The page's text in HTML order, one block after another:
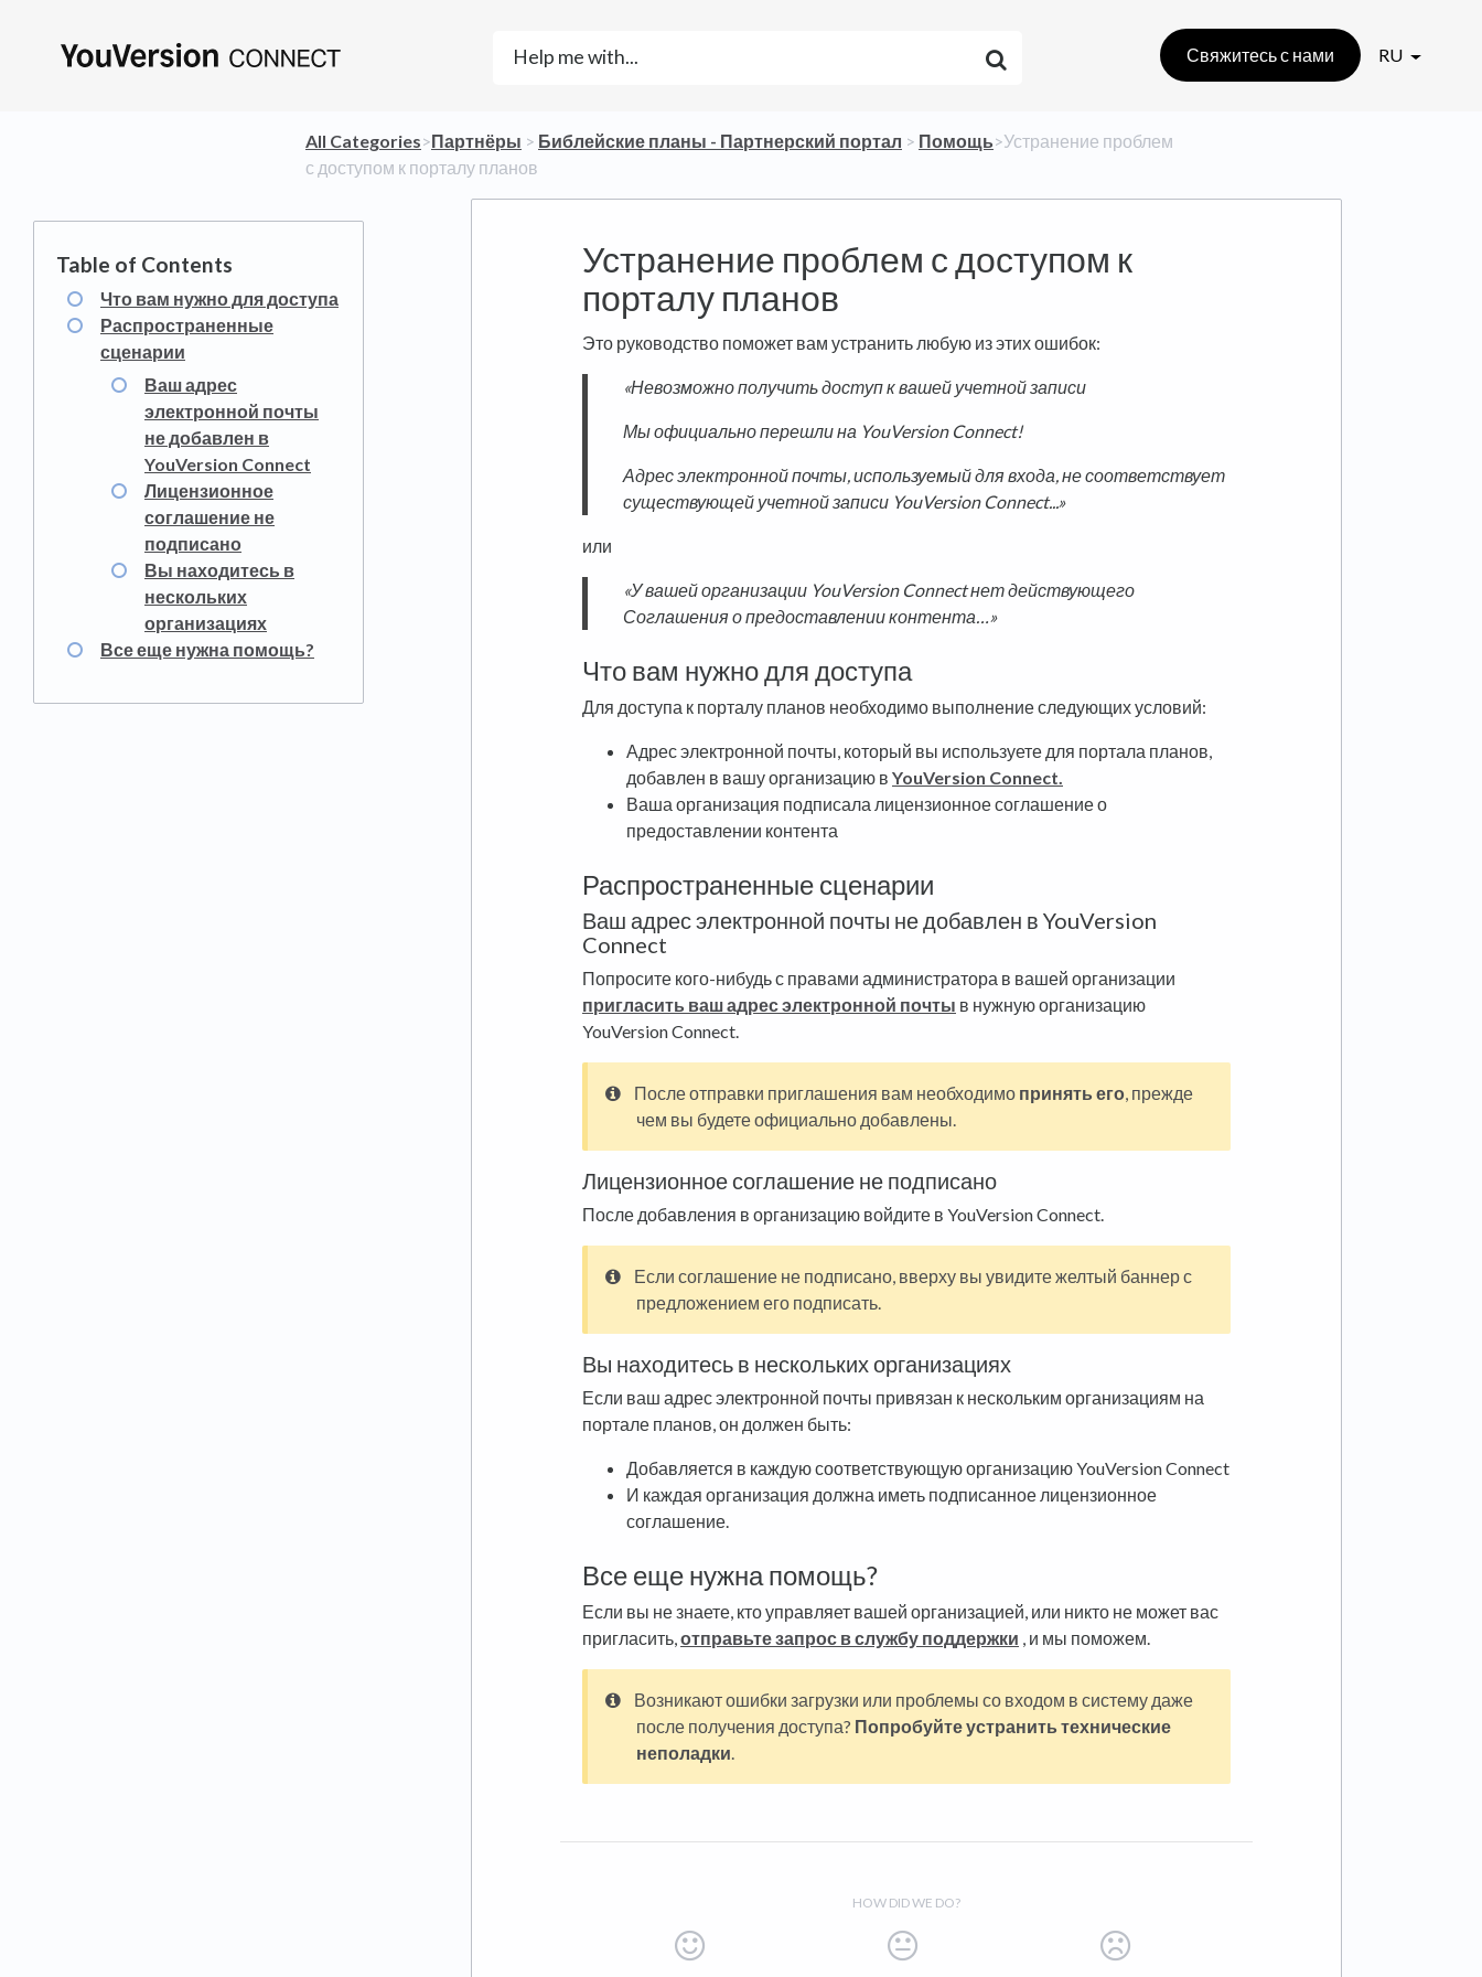
Свяжитесь с нами RU
All Categories​>​​Партнёры ​ > ​ ​Библейские планы - Партнерский портал ​ > ​ ​Помощь​>​ Устранение проблем
с доступом к порталу планов
Устранение проблем с доступом к
порталу планов
Что вам нужно для доступа
Распространенные
сценарии
Ваш адрес
электронной почты
не добавлен в
YouVersion Connect
Лицензионное
соглашение не
подписано
Вы находитесь в
нескольких
организациях
Все еще нужна помощь?
Это руководство поможет вам устранить любую из этих ошибок:
«Невозможно получить доступ к вашей учетной записи
Мы официально перешли на YouVersion Connect!
Адрес электронной почты, используемый для входа, не соответствует
существующей учетной записи YouVersion Connect...»
или
«У вашей организации YouVersion Connect нет действующего
Соглашения о предоставлении контента…»
Что вам нужно для доступа
Для доступа к порталу планов необходимо выполнение следующих условий:
Адрес электронной почты, который вы используете для портала планов,
добавлен в вашу организацию в YouVersion Connect.
Ваша организация подписала лицензионное соглашение о
предоставлении контента
Распространенные сценарии
Ваш адрес электронной почты не добавлен в YouVersion
Connect
Попросите кого-нибудь с правами администратора в вашей организации
пригласить ваш адрес электронной почты в нужную организацию
YouVersion Connect.
После отправки приглашения вам необходимо принять его, прежде
чем вы будете официально добавлены.
Лицензионное соглашение не подписано
После добавления в организацию войдите в YouVersion Connect.
Если соглашение не подписано, вверху вы увидите желтый баннер с
предложением его подписать.
Вы находитесь в нескольких организациях
Если ваш адрес электронной почты привязан к нескольким организациям на
портале планов, он должен быть:
Добавляется в каждую соответствующую организацию YouVersion Connect
И каждая организация должна иметь подписанное лицензионное
соглашение.
Все еще нужна помощь?
Если вы не знаете, кто управляет вашей организацией, или никто не может вас
пригласить,отправьте запрос в службу поддержки , и мы поможем.
Возникают ошибки загрузки или проблемы со входом в систему даже
после получения доступа? Попробуйте устранить технические
неполадки.
HOW DID WE DO?